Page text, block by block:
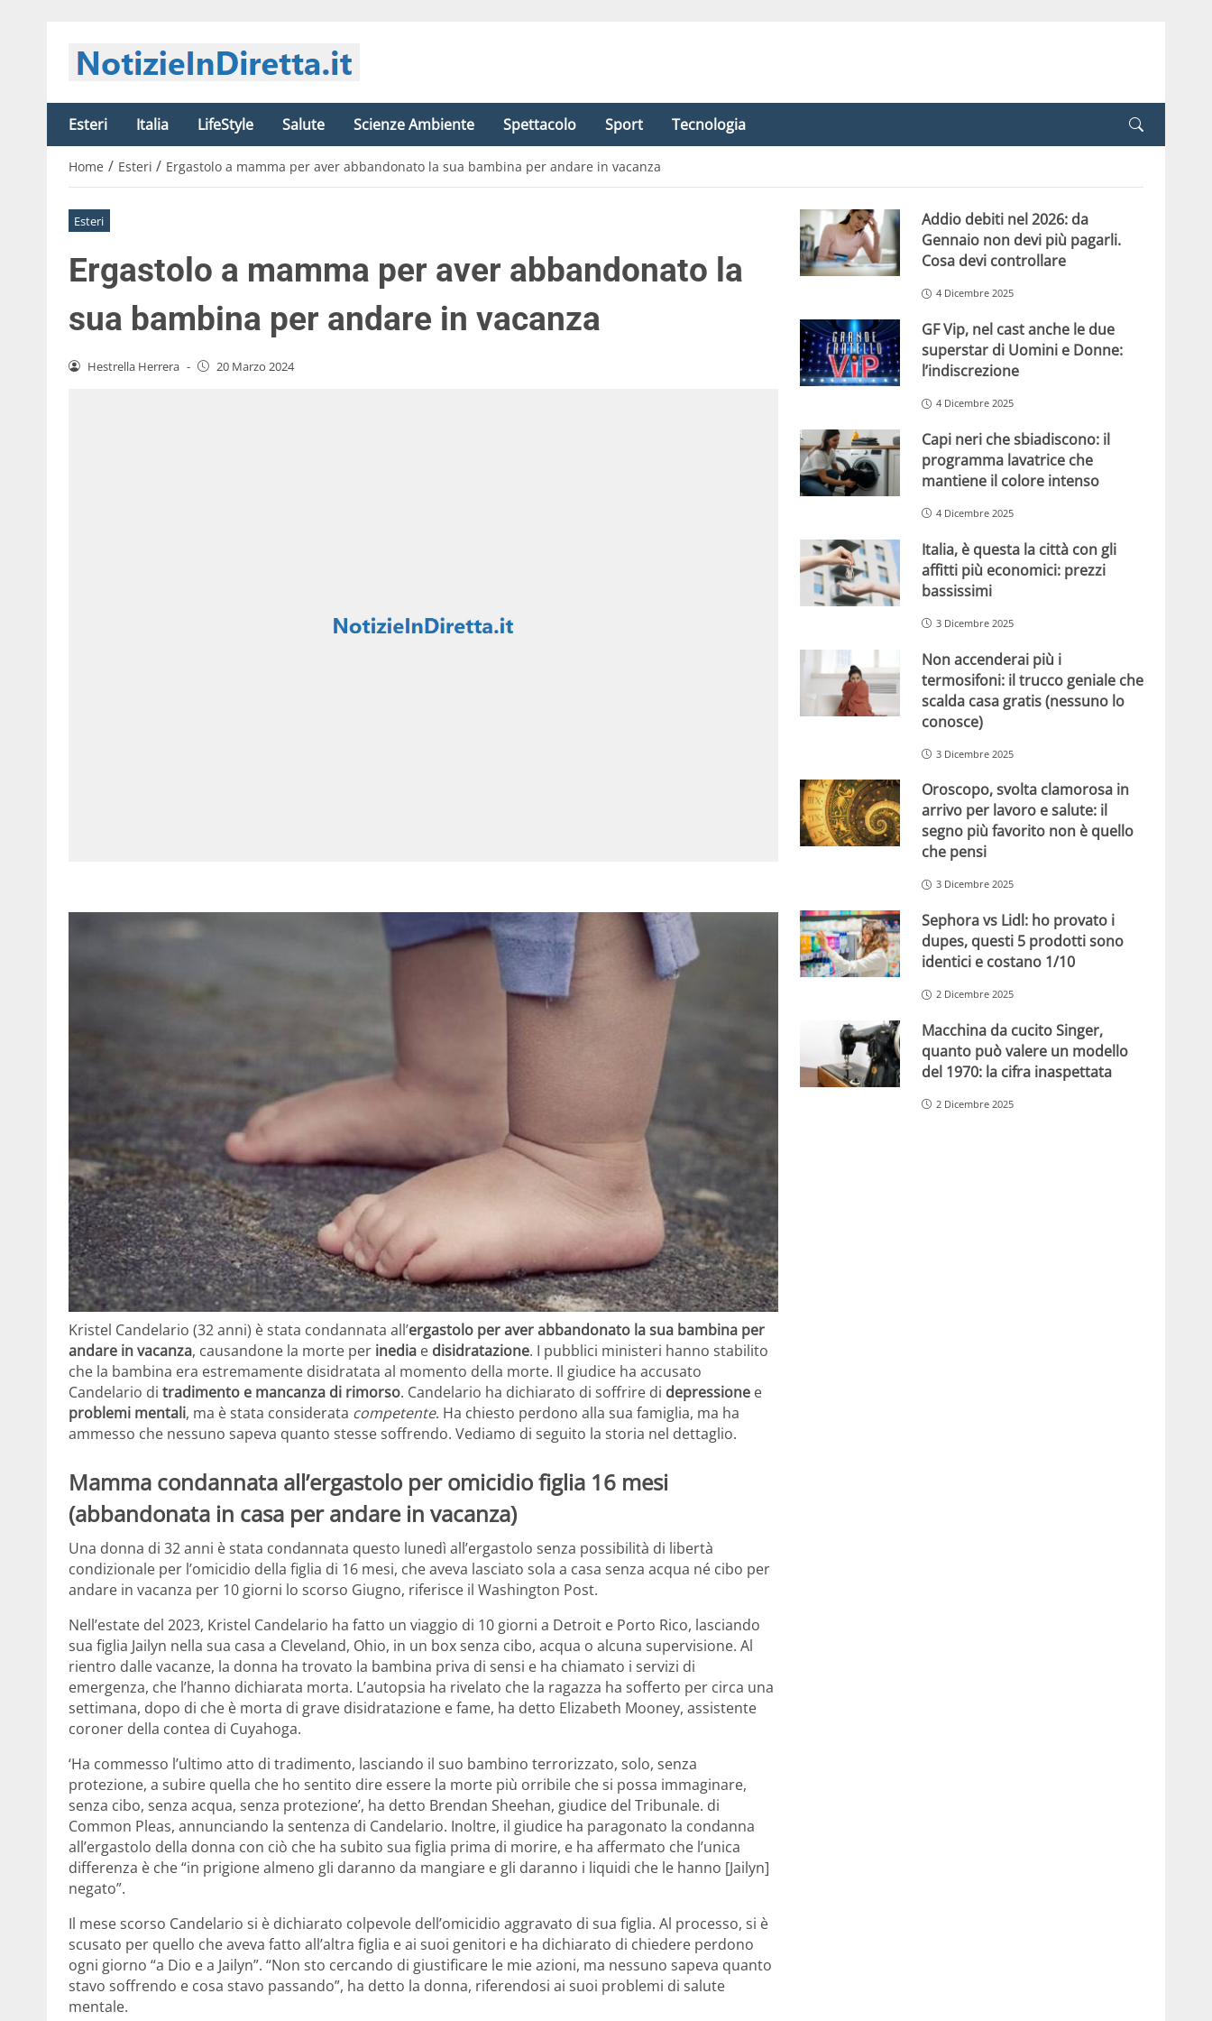
Esteri Italia LifeStyle Salute Scienze Ambiente Spettacolo Sport Tecnologia
Home / Esteri / Ergastolo a mamma per aver abbandonato la sua bambina per andare in vacanza
Esteri
Ergastolo a mamma per aver abbandonato la
sua bambina per andare in vacanza
Hestrella Herrera - 20 Marzo 2024
Kristel Candelario (32 anni) è stata condannata all’ergastolo per aver abbandonato la sua bambina per
andare in vacanza, causandone la morte per inedia e disidratazione. I pubblici ministeri hanno stabilito
che la bambina era estremamente disidratata al momento della morte. Il giudice ha accusato
Candelario di tradimento e mancanza di rimorso. Candelario ha dichiarato di soffrire di depressione e
problemi mentali, ma è stata considerata competente. Ha chiesto perdono alla sua famiglia, ma ha
ammesso che nessuno sapeva quanto stesse soffrendo. Vediamo di seguito la storia nel dettaglio.
Mamma condannata all’ergastolo per omicidio figlia 16 mesi
(abbandonata in casa per andare in vacanza)
Una donna di 32 anni è stata condannata questo lunedì all’ergastolo senza possibilità di libertà
condizionale per l’omicidio della figlia di 16 mesi, che aveva lasciato sola a casa senza acqua né cibo per
andare in vacanza per 10 giorni lo scorso Giugno, riferisce il Washington Post.
Nell’estate del 2023, Kristel Candelario ha fatto un viaggio di 10 giorni a Detroit e Porto Rico, lasciando
sua figlia Jailyn nella sua casa a Cleveland, Ohio, in un box senza cibo, acqua o alcuna supervisione. Al
rientro dalle vacanze, la donna ha trovato la bambina priva di sensi e ha chiamato i servizi di
emergenza, che l’hanno dichiarata morta. L’autopsia ha rivelato che la ragazza ha sofferto per circa una
settimana, dopo di che è morta di grave disidratazione e fame, ha detto Elizabeth Mooney, assistente
coroner della contea di Cuyahoga.
‘Ha commesso l’ultimo atto di tradimento, lasciando il suo bambino terrorizzato, solo, senza
protezione, a subire quella che ho sentito dire essere la morte più orribile che si possa immaginare,
senza cibo, senza acqua, senza protezione’, ha detto Brendan Sheehan, giudice del Tribunale. di
Common Pleas, annunciando la sentenza di Candelario. Inoltre, il giudice ha paragonato la condanna
all’ergastolo della donna con ciò che ha subito sua figlia prima di morire, e ha affermato che l’unica
differenza è che “in prigione almeno gli daranno da mangiare e gli daranno i liquidi che le hanno [Jailyn]
negato”.
Il mese scorso Candelario si è dichiarato colpevole dell’omicidio aggravato di sua figlia. Al processo, si è
scusato per quello che aveva fatto all’altra figlia e ai suoi genitori e ha dichiarato di chiedere perdono
ogni giorno “a Dio e a Jailyn”. “Non sto cercando di giustificare le mie azioni, ma nessuno sapeva quanto
stavo soffrendo e cosa stavo passando”, ha detto la donna, riferendosi ai suoi problemi di salute
mentale.
Addio debiti nel 2026: da
Gennaio non devi più pagarli.
Cosa devi controllare
4 Dicembre 2025
GF Vip, nel cast anche le due
superstar di Uomini e Donne:
l’indiscrezione
4 Dicembre 2025
Capi neri che sbiadiscono: il
programma lavatrice che
mantiene il colore intenso
4 Dicembre 2025
Italia, è questa la città con gli
affitti più economici: prezzi
bassissimi
3 Dicembre 2025
Non accenderai più i
termosifoni: il trucco geniale che
scalda casa gratis (nessuno lo
conosce)
3 Dicembre 2025
Oroscopo, svolta clamorosa in
arrivo per lavoro e salute: il
segno più favorito non è quello
che pensi
3 Dicembre 2025
Sephora vs Lidl: ho provato i
dupes, questi 5 prodotti sono
identici e costano 1/10
2 Dicembre 2025
Macchina da cucito Singer,
quanto può valere un modello
del 1970: la cifra inaspettata
2 Dicembre 2025